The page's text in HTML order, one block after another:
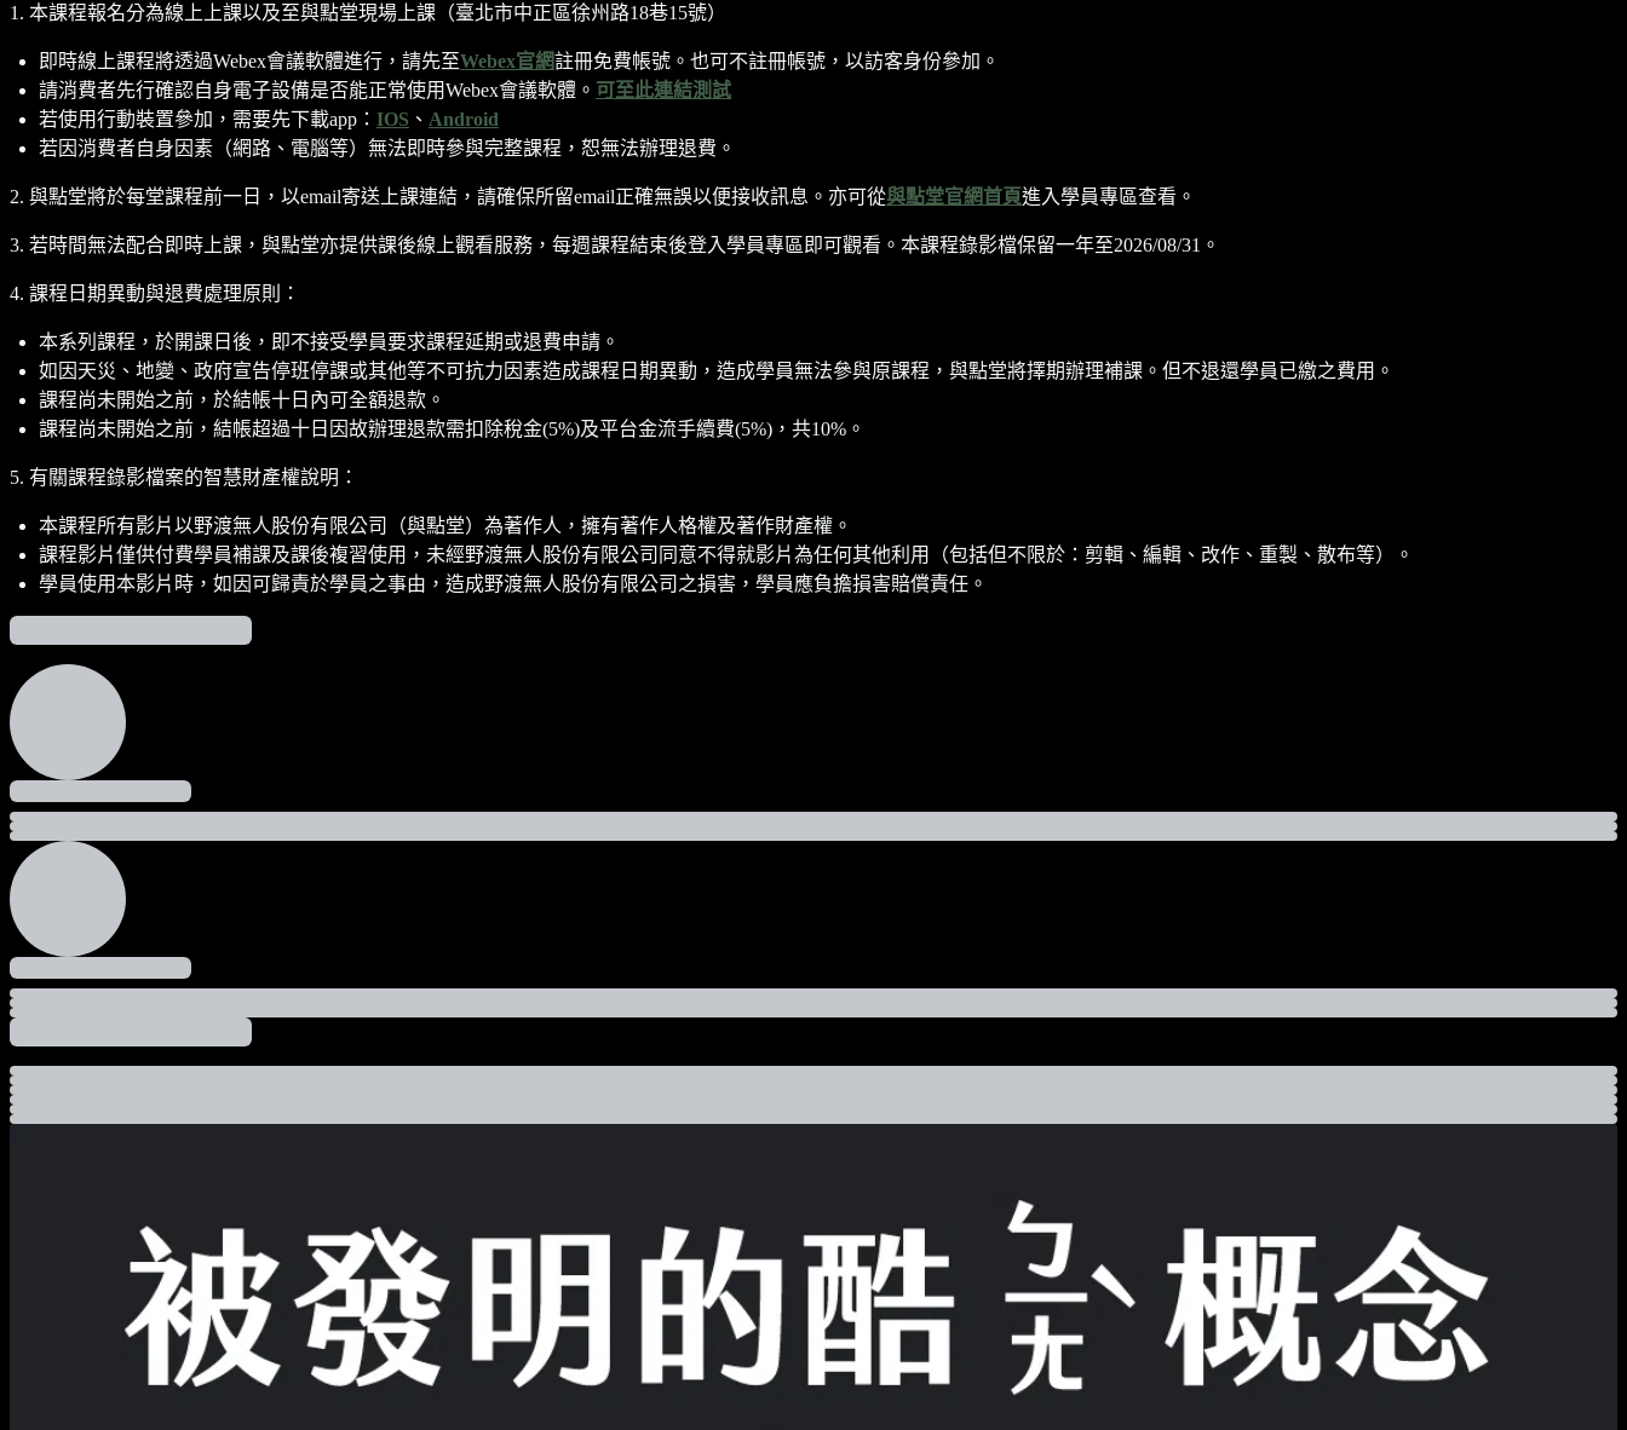
1. 本課程報名分為線上上課以及至與點堂現場上課（臺北市中正區徐州路18巷15號）
即時線上課程將透過Webex會議軟體進行，請先至Webex官網註冊免費帳號。也可不註冊帳號，以訪客身份參加。
請消費者先行確認自身電子設備是否能正常使用Webex會議軟體。 可至此連結測試
若使用行動裝置參加，需要先下載app： IOS 、 Android
若因消費者自身因素（網路、電腦等）無法即時參與完整課程，恕無法辦理退費。
2. 與點堂將於每堂課程前一日，以email寄送上課連結，請確保所留email正確無誤以便接收訊息。亦可從與點堂官網首頁進入學員專區查看。
3. 若時間無法配合即時上課，與點堂亦提供課後線上觀看服務，每週課程結束後登入學員專區即可觀看。本課程錄影檔保留一年至2026/08/31。
4. 課程日期異動與退費處理原則：
本系列課程，於開課日後，即不接受學員要求課程延期或退費申請。
如因天災、地變、政府宣告停班停課或其他等不可抗力因素造成課程日期異動，造成學員無法參與原課程，與點堂將擇期辦理補課。但不退還學員已繳之費用。
課程尚未開始之前，於結帳十日內可全額退款。
課程尚未開始之前，結帳超過十日因故辦理退款需扣除稅金(5%)及平台金流手續費(5%)，共10%。
5. 有關課程錄影檔案的智慧財產權說明：
本課程所有影片以野渡無人股份有限公司（與點堂）為著作人，擁有著作人格權及著作財產權。
課程影片僅供付費學員補課及課後複習使用，未經野渡無人股份有限公司同意不得就影片為任何其他利用（包括但不限於：剪輯、編輯、改作、重製、散布等）。
學員使用本影片時，如因可歸責於學員之事由，造成野渡無人股份有限公司之損害，學員應負擔損害賠償責任。